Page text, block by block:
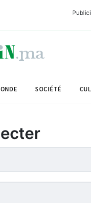
SOCIÉTÉ